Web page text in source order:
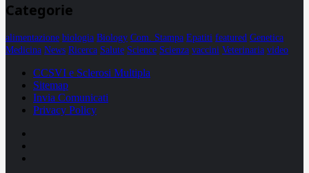
Categorie
alimentazione biologia Biology Com. Stampa Epatiti featured Genetica
Medicina News Ricerca Salute Science Scienza vaccini Veterinaria video
CCSVI e Sclerosi Multipla
Sitemap
Invia Comunicati
Privacy Policy